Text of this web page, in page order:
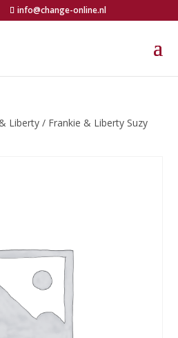
info@change-online.nl
Liberty / Frankie & Liberty Suzy